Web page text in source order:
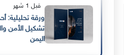
قبل 1 شهر
ورقة
تشكيل الأمن
اليمن